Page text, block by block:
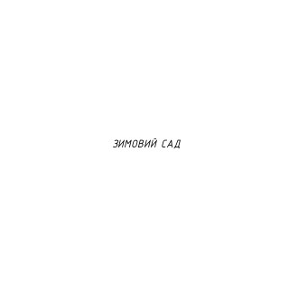
ЗИМОВИЙ САД